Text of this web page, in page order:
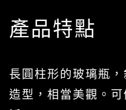
產品特點
長圓柱形的玻璃瓶
造型，相當美觀。